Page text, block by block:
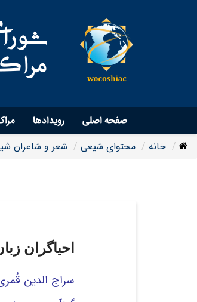
صفحه اصلی رویداد‌ها
خانه محتوای شیعی شعر و شاعران
احیاگران
سراج الدین